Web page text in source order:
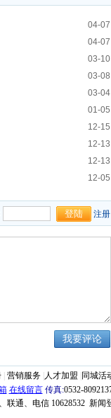
04-07
04-07
03-10
03-08
03-04
01-05
12-15
12-13
12-13
12-05
注册